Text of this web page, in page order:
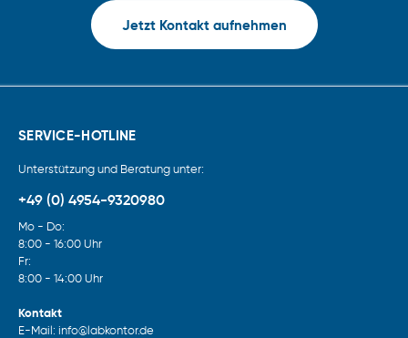
Jetzt Kontakt aufnehmen
SERVICE-HOTLINE
Unterstützung und Beratung unter:
+49 (0) 4954-9320980
Mo - Do:
8:00 - 16:00 Uhr
Fr:
8:00 - 14:00 Uhr
Kontakt
E-Mail: info@labkontor.de